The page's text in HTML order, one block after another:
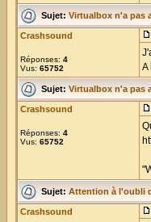
Sujet: Virtualbox n'a pas
Crashsound
Réponses: 4
Vus: 65752
A
Sujet: Virtualbox n'a pas
Crashsound
Réponses: 4
Vus: 65752
Sujet: Attention à l'oubli
Crashsound